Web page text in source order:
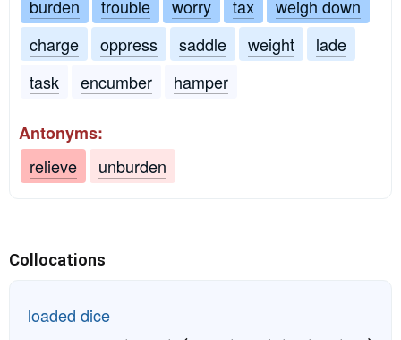
burden
trouble worry tax
weigh down
charge
oppress saddle weight
lade
task
encumber hamper
Antonyms:
relieve
unburden
Collocations
loaded dice